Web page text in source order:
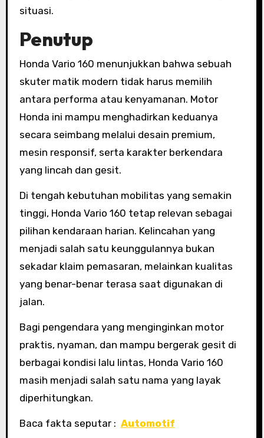
situasi.
Penutup
Honda Vario 160 menunjukkan bahwa sebuah
skuter matik modern tidak harus memilih
antara performa atau kenyamanan. Motor
Honda ini mampu menghadirkan keduanya
secara seimbang melalui desain premium,
mesin responsif, serta karakter berkendara
yang lincah dan gesit.
Di tengah kebutuhan mobilitas yang semakin
tinggi, Honda Vario 160 tetap relevan sebagai
pilihan kendaraan harian. Kelincahan yang
menjadi salah satu keunggulannya bukan
sekadar klaim pemasaran, melainkan kualitas
yang benar-benar terasa saat digunakan di
jalan.
Bagi pengendara yang menginginkan motor
praktis, nyaman, dan mampu bergerak gesit di
berbagai kondisi lalu lintas, Honda Vario 160
masih menjadi salah satu nama yang layak
diperhitungkan.
Baca fakta seputar : Automotif